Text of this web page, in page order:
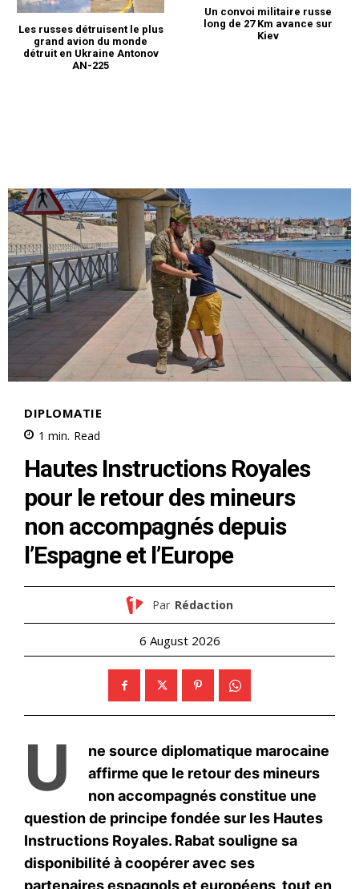
l'intelligence de
l'information
S'ABONNER MAINTENANT
Insight Publications
À propos
Nous contacter
Formules d’abonnement
Les russes détruisent le plus
grand avion du monde
détruit en Ukraine Antonov
AN-225
Un convoi militaire russe
long de 27 Km avance sur
Kiev